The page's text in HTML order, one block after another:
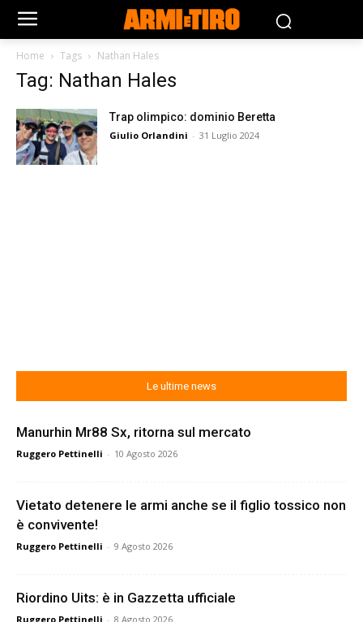
Home Tags Nathan Hales
Tag: Nathan Hales
Trap olimpico: dominio Beretta
Giulio Orlandini - 31 Luglio 2024
Le ultime news
Manurhin Mr88 Sx, ritorna sul mercato
Ruggero Pettinelli - 10 Agosto 2026
Vietato detenere le armi anche se il figlio tossico non
è convivente!
Ruggero Pettinelli - 9 Agosto 2026
Riordino Uits: è in Gazzetta ufficiale
Ruggero Pettinelli - 8 Agosto 2026